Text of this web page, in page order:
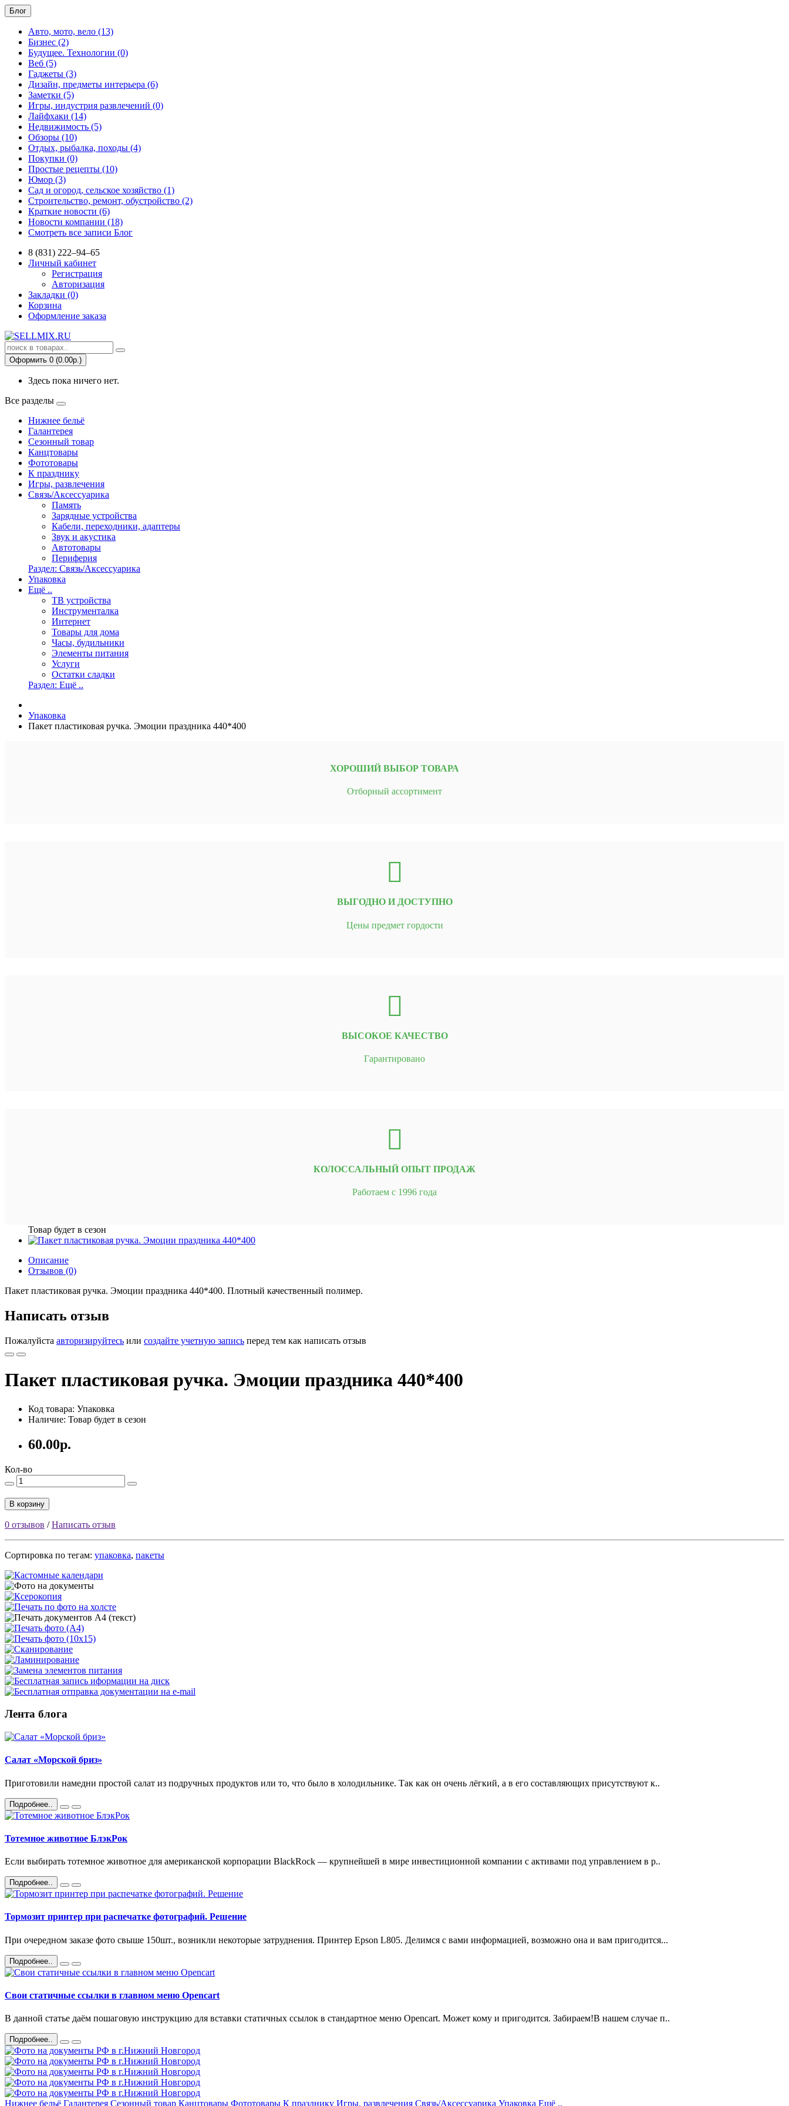
Блог
Авто, мото, вело (13)
Бизнес (2)
Будущее. Технологии (0)
Веб (5)
Гаджеты (3)
Дизайн, предметы интерьера (6)
Заметки (5)
Игры, индустрия развлечений (0)
Лайфхаки (14)
Недвижимость (5)
Обзоры (10)
Отдых, рыбалка, походы (4)
Покупки (0)
Простые рецепты (10)
Юмор (3)
Сад и огород, сельское хозяйство (1)
Строительство, ремонт, обустройство (2)
Краткие новости (6)
Новости компании (18)
Смотреть все записи Блог
8 (831) 222–94–65
Личный кабинет
Регистрация
Авторизация
Закладки (0)
Корзина
Оформление заказа
Оформить 0 (0.00р.)
Здесь пока ничего нет.
Все разделы
Нижнее бельё
Галантерея
Сезонный товар
Канцтовары
Фототовары
К празднику
Игры, развлечения
Связь/Аксессуарика
Память
Зарядные устройства
Кабели, переходники, адаптеры
Звук и акустика
Автотовары
Периферия
Раздел: Связь/Аксессуарика
Упаковка
Ещё ..
ТВ устройства
Инструменталка
Интернет
Товары для дома
Часы, будильники
Элементы питания
Услуги
Остатки сладки
Раздел: Ещё ..
Упаковка
Пакет пластиковая ручка. Эмоции праздника 440*400
ХОРОШИЙ ВЫБОР ТОВАРА
Отборный ассортимент
ВЫГОДНО И ДОСТУПНО
Цены предмет гордости
ВЫСОКОЕ КАЧЕСТВО
Гарантировано
КОЛОССАЛЬНЫЙ ОПЫТ ПРОДАЖ
Работаем с 1996 года
Товар будет в сезон
Описание
Отзывов (0)
Пакет пластиковая ручка. Эмоции праздника 440*400. Плотный качественный полимер.
Написать отзыв
Пожалуйста авторизируйтесь или создайте учетную запись перед тем как написать отзыв
Пакет пластиковая ручка. Эмоции праздника 440*400
Код товара: Упаковка
Наличие: Товар будет в сезон
60.00р.
Кол-во
В корзину
0 отзывов /Написать отзыв
Сортировка по тегам: упаковка, пакеты
Лента блога
Салат «Морской бриз»
Приготовили намедни простой салат из подручных продуктов или то, что было в холодильнике. Так как он очень лёгкий, а в его составляющих присутствуют к..
Подробнее..
Тотемное животное БлэкРок
Если выбирать тотемное животное для американской корпорации BlackRock — крупнейшей в мире инвестиционной компании с активами под управлением в р..
Подробнее..
Тормозит принтер при распечатке фотографий. Решение
При очередном заказе фото свыше 150шт., возникли некоторые затруднения. Принтер Epson L805. Делимся с вами информацией, возможно она и вам пригодится...
Подробнее..
Свои статичные ссылки в главном меню Opencart
В данной статье даём пошаговую инструкцию для вставки статичных ссылок в стандартное меню Opencart. Может кому и пригодится. Забираем!В нашем случае п..
Подробнее..
Нижнее бельё Галантерея Сезонный товар Канцтовары Фототовары К празднику Игры, развлечения Связь/Аксессуарика Упаковка Ещё ..